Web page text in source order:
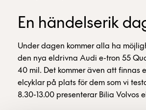
En händelserik
Under dagen kommer alla ha
den nya eldrivna Audi e-tron 55
40 mil. Det kommer även att finnas
elcyklar på plats för dem som vi
8.30-13.00 presenterar Bilia Volvos